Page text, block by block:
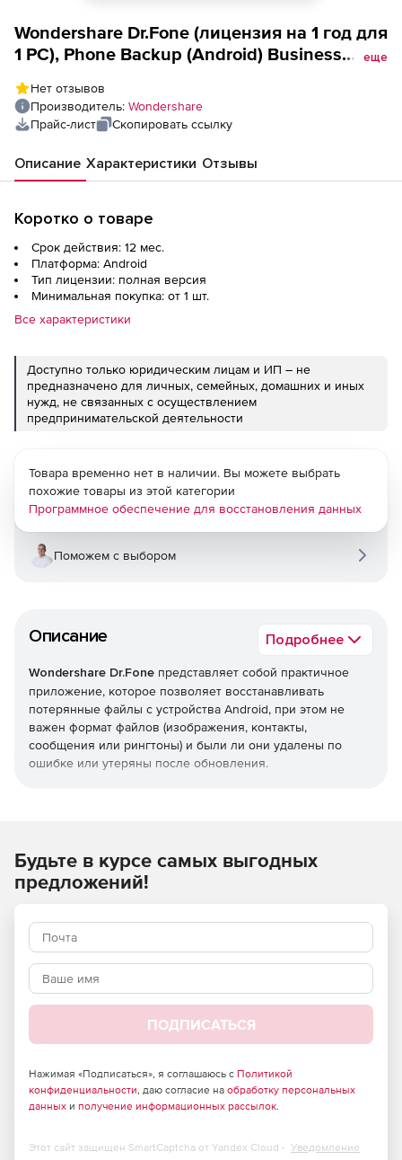
Wondershare Dr.Fone (лицензия на 1 год для
1 PC), Phone Backup (Android) Business
Devices
еще
Нет отзывов
Производитель: Wondershare
Прайс-лист
Скопировать ссылку
Описание Характеристики Отзывы
Коротко о товаре
Срок действия: 12 мес.
Платформа: Android
Тип лицензии: полная версия
Минимальная покупка: от 1 шт.
Все характеристики
Доступно только юридическим лицам и ИП – не
предназначено для личных, семейных, домашних и иных
нужд, не связанных с осуществлением
предпринимательской деятельности
Описание Подробнее
Wondershare Dr.Fone представляет собой практичное
приложение, которое позволяет восстанавливать
потерянные файлы с устройства Android, при этом не
важен формат файлов (изображения, контакты,
сообщения или рингтоны) и были ли они удалены по
ошибке или утеряны после обновления.
Товара временно нет в наличии. Вы можете выбрать
похожие товары из этой категории
Программное обеспечение для восстановления данных
Поможем с выбором
Будьте в курсе самых выгодных
предложений!
ПОДПИСАТЬСЯ
Нажимая «Подписаться», я соглашаюсь с Политикой
конфиденциальности, даю согласие на обработку персональных
данных и получение информационных рассылок.
Этот сайт защищен SmartCaptcha от Yandex Cloud - Уведомление